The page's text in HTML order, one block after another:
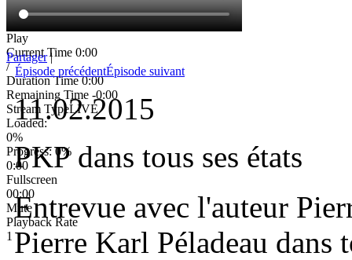
Play
Current Time 0:00
/
Duration Time0:00
Remaining Time -0:00
Stream TypeLIVE
Loaded:
0%
Progress: 0%
0:00
Fullscreen
00:00
Mute
Playback Rate
1
Partager |
Épisode précédentÉpisode suivant
11.02.2015
PKP dans tous ses états
Entrevue avec l'auteur
Pierre Karl Péladeau dans